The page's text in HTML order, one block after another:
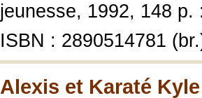
jeunesse, 1992, 148 p.
ISBN : 2890514781
Alexis et Karaté